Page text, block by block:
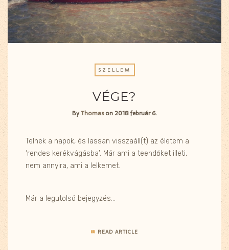
SZELLEM
VÉGE?
ByThomas on2018 február 6.
Telnek a napok, és lassan visszaáll(t) az életem a
‘rendes kerékvágásba’. Már ami a teendőket illeti,
nem annyira, ami a lelkemet.
Már a legutolsó bejegyzés…
READ ARTICLE